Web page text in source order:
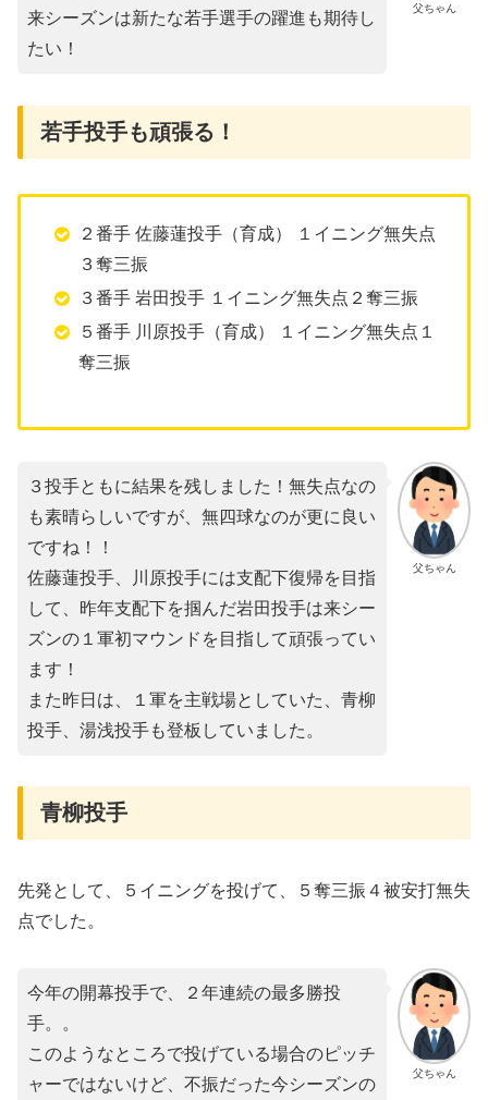
父ちゃん
来シーズンは新たな若手選手の躍進も期待し
たい！
若手投手も頑張る！
２番手 佐藤蓮投手（育成） １イニング無失点
３奪三振
３番手 岩田投手 １イニング無失点２奪三振
５番手 川原投手（育成） １イニング無失点１
奪三振
父ちゃん
３投手ともに結果を残しました！無失点なの
も素晴らしいですが、無四球なのが更に良い
ですね！！
佐藤蓮投手、川原投手には支配下復帰を目指
して、昨年支配下を掴んだ岩田投手は来シー
ズンの１軍初マウンドを目指して頑張ってい
ます！
また昨日は、１軍を主戦場としていた、青柳
投手、湯浅投手も登板していました。
青柳投手
先発として、５イニングを投げて、５奪三振４被安打無失
点でした。
父ちゃん
今年の開幕投手で、２年連続の最多勝投
手。。
このようなところで投げている場合のピッチ
ャーではないけど、不振だった今シーズンの